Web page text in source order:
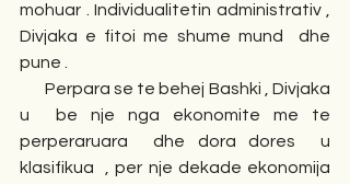
mohuar . Individualitetin administrativ ,
Divjaka e fitoi me shume mund  dhe
pune .
u  be nje nga ekonomite me te
perperaruara  dhe dora dores  u
klasifikua  , per nje dekade ekonomija